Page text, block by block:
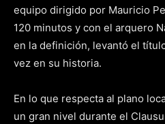
equipo dirigido por Mauricio
120 minutos y con el arquero
en la definición, levantó el
vez en su historia.
En lo que respecta al plano
un gran nivel durante el